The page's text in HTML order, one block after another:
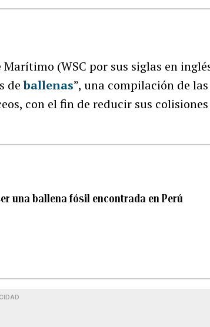
(WSC por sus siglas en
deballenas”, una compilación de las
con el fin de reducir sus
una ballena fósil encontrada en Perú